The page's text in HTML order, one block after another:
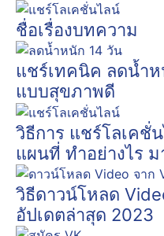
ชื่อเรื่องบทความ
แชร์เทคนิค ลดน้ำห
แบบสุขภาพดี
วิธีการ แชร์โลเคชั่
แผนที่ ทำอย่างไร
วิธีดาวน์โหลด
อัปเดตล่าสุด 2023